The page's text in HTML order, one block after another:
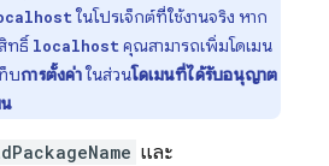
ในโปรเจ็กต์ที่ใช้งานจริง หาก
ทธิ์ localhost คุณสามารถเพิ่มโดเมน
บการตั้งค่าในส่วนโดเมนที่ได้รับอนุญาต
และ